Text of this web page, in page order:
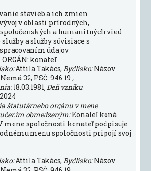
stavieb a ich zmien
vývoj v oblasti prírodných,
a humanitných vied
služby a služby súvisiace s
údajov
ORGÁN: konateľ
Attila Takács,Bydlisko:Názov
32, PSČ: 946 19 ,
18.03.1981, Deň vzniku
štatutárneho orgánu v mene
obmedzeným:Konateľ koná
mene spoločnosti konateľ podpisuje
menu spoločnosti pripojí svoj
Attila Takács,Bydlisko:Názov